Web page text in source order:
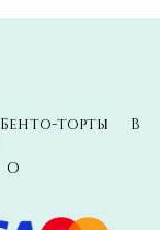
Бенто-торты
В
О